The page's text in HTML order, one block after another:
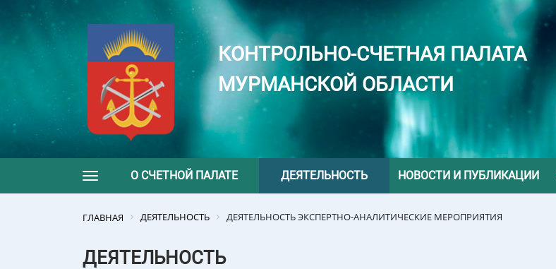
КОНТРОЛЬНО-СЧЕТНАЯ ПАЛАТА
МУРМАНСКОЙ ОБЛАСТИ
Toggle navigation
О СЧЕТНОЙ ПАЛАТЕ ДЕЯТЕЛЬНОСТЬ НОВОСТИ И ПУБЛИКАЦИИ
ГЛАВНАЯ ДЕЯТЕЛЬНОСТЬ ДЕЯТЕЛЬНОСТЬ ЭКСПЕРТНО-АНАЛИТИЧЕСКИЕ МЕРОПРИЯТИЯ
ДЕЯТЕЛЬНОСТЬ